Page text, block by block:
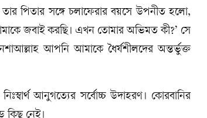
পিতার সঙ্গে চলাফেরার বয়সে উপনীত হলো,
জবাই করছি। এখন তোমার অভিমত কী?’ সে
আপনি আমাকে ধৈর্যশীলদের অন্তর্ভুক্ত
আনুগত্যের সর্বোচ্চ উদাহরণ। কোরবানির
কিছু নেই।